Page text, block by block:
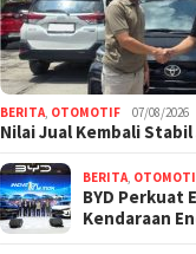
BERITA, OTOMOTIF 07/08/2026
Nilai Jual Kembali
BERITA,
BYD Perkuat
Kendaraan